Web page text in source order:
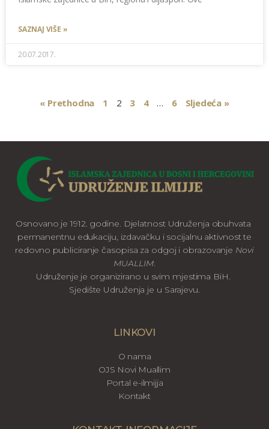
SAZNAJ VIŠE »
20.07.2017.
« Prethodna 1 2 3 4 … 6 Sljedeća »
Osnovano je 1912. godine. Djelatnost Udruženja obuhvata
permanentnu edukaciju, izdavačku i socijalnu aktivnost te
redovno publiciranje časopisa za odgoj i obrazovanje Novi
MUALLIM.
Udruženje je organizirano u svim mjestima BiH.
Sjedište Udruženja je u Sarajevu.
LINKOVI
O nama
OJS Novi Muallim
Portal e-ilmijja
Kontakt